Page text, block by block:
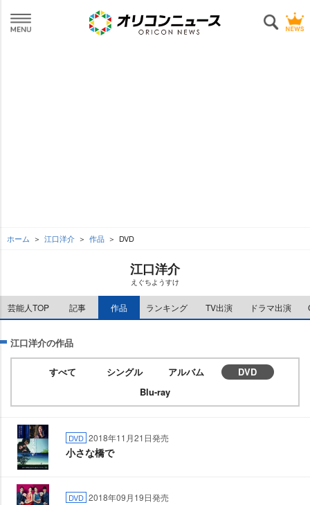
ホーム 江口洋介 作品 DVD
江口洋介
えぐちようすけ
芸能人TOP 記事 作品 ランキング TV出演 ドラマ出演
江口洋介の作品
すべて シングル アルバム
DVD
Blu-ray
DVD 2018年11月21日発売
小さな橋で
DVD 2018年09月19日発売